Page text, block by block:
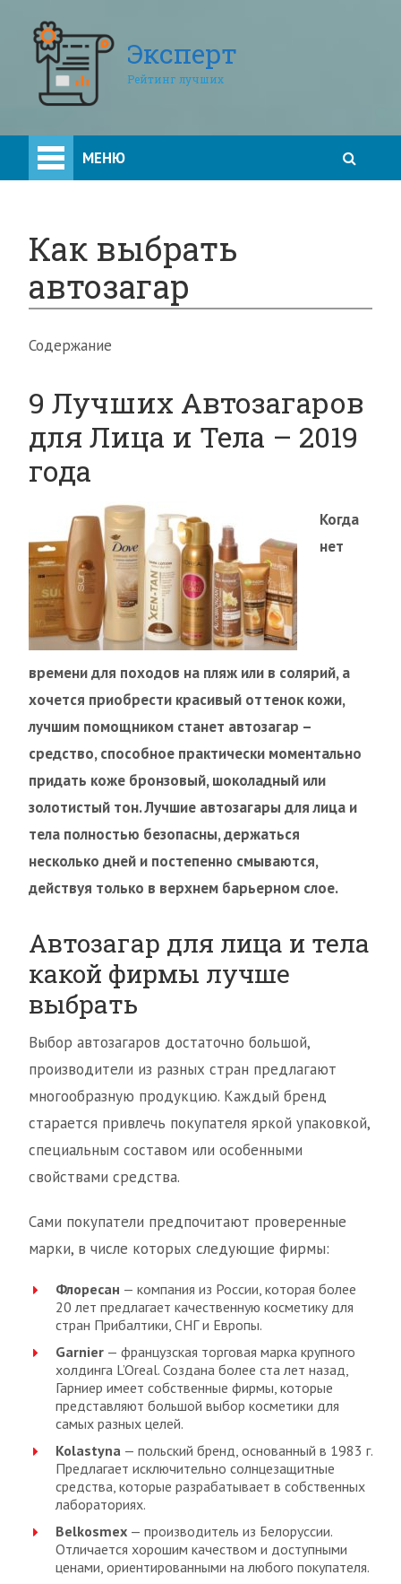
Эксперт
Рейтинг лучших
МЕНЮ
Как выбрать
автозагар
Содержание
9 Лучших Автозагаров
для Лица и Тела – 2019
года
Когда
нет
времени для походов на пляж или в солярий, а
хочется приобрести красивый оттенок кожи,
лучшим помощником станет автозагар –
средство, способное практически моментально
придать коже бронзовый, шоколадный или
золотистый тон. Лучшие автозагары для лица и
тела полностью безопасны, держаться
несколько дней и постепенно смываются,
действуя только в верхнем барьерном слое.
Автозагар для лица и тела
какой фирмы лучше
выбрать
Выбор автозагаров достаточно большой,
производители из разных стран предлагают
многообразную продукцию. Каждый бренд
старается привлечь покупателя яркой упаковкой,
специальным составом или особенными
свойствами средства.
Сами покупатели предпочитают проверенные
марки, в числе которых следующие фирмы:
Флоресан — компания из России, которая более
20 лет предлагает качественную косметику для
стран Прибалтики, СНГ и Европы.
Garnier — французская торговая марка крупного
холдинга L’Oreal. Создана более ста лет назад,
Гарниер имеет собственные фирмы, которые
представляют большой выбор косметики для
самых разных целей.
Kolastyna — польский бренд, основанный в 1983 г.
Предлагает исключительно солнцезащитные
средства, которые разрабатывает в собственных
лабораториях.
Belkosmex — производитель из Белоруссии.
Отличается хорошим качеством и доступными
ценами, ориентированными на любого покупателя.